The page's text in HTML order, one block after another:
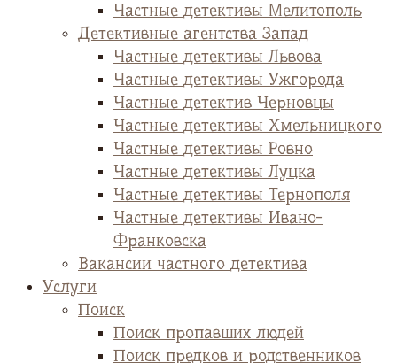
Частные детективы Мелитополь
Детективные агентства Запад
Частные детективы Львова
Частные детективы Ужгорода
Частные детектив Черновцы
Частные детективы Хмельницкого
Частные детективы Ровно
Частные детективы Луцка
Частные детективы Тернополя
Частные детективы Ивано-
Франковска
Вакансии частного детектива
Услуги
Поиск
Поиск пропавших людей
Поиск предков и родственников